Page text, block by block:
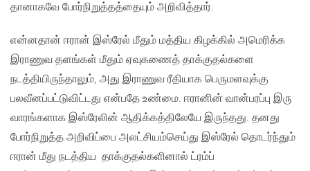
தானாகவே போர்நிறுத்தத்தையும் அறிவித்தார்.
என்னதான் ஈரான் இஸ்ரேல் மீதும் மத்திய கிழக்கில் அமெரிக்க
இராணுவ தளங்கள் மீதும் ஏவுகணைத் தாக்குதல்களை
நடத்தியிருந்தாலும், அது இராணுவ ரீதியாக பெருமளவுக்கு
பலவீனப்பட்டுவிட்டது என்பதே உண்மை. ஈரானின் வான்பரப்பு இரு
வாரங்களாக இஸ்ரேலின் ஆதிக்கத்திலேயே இருந்தது. தனது
போர்நிறுத்த அறிவிப்பை அலட்சியம்செய்து இஸ்ரேல் தொடர்ந்தும்
ஈரான் மீது நடத்திய தாக்குதல்களினால் ட்ரம்ப்